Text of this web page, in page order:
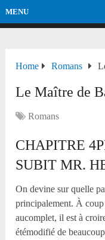
MENU
Home Romans
Le Maître de
Romans
CHAPITRE 4
SUBIT MR.
On devine sur quelle
principalement. À
aucomplet, il est à
étémodifié de